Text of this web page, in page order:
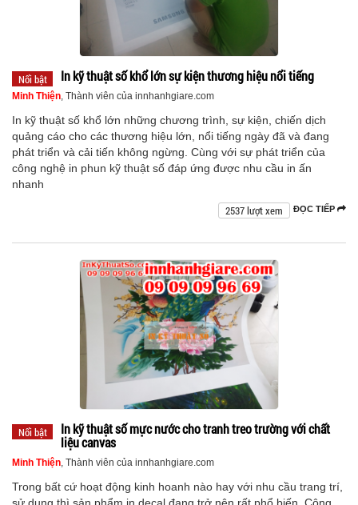
Nổi bật In kỹ thuật số khổ lớn sự kiện thương hiệu nổi tiếng
Minh Thiện, Thành viên của innhanhgiare.com
In kỹ thuật số khổ lớn những chương trình, sự kiện, chiến dịch
quảng cáo cho các thương hiệu lớn, nổi tiếng ngày đã và đang
phát triển và cải tiến không ngừng. Cùng với sự phát triển của
công nghệ in phun kỹ thuật số đáp ứng được nhu cầu in ấn
nhanh
ĐỌC TIẾP
2537 lượt xem
Nổi bật
In kỹ thuật số mực nước cho tranh treo trường với chất
liệu canvas
Minh Thiện, Thành viên của innhanhgiare.com
Trong bất cứ hoạt động kinh hoanh nào hay với nhu cầu trang trí,